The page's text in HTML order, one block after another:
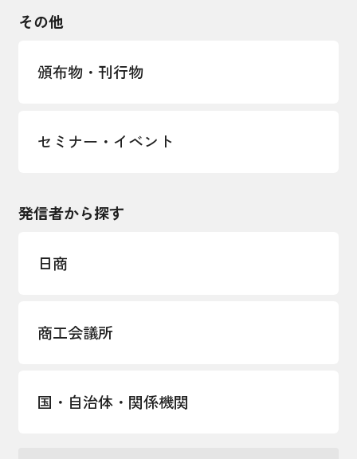
経営者保証に関するガイドライン
国土強靭化・社会基盤整備・震災復興
LOBO調査
その他
頒布物・刊行物
セミナー・イベント
発信者から探す
日商
商工会議所
国・自治体・関係機関